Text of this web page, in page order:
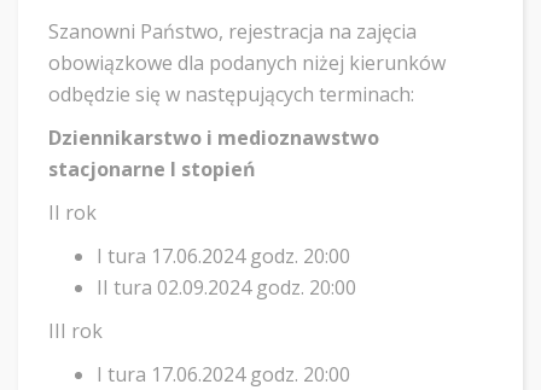
Szanowni Państwo, rejestracja na zajęcia
obowiązkowe dla podanych niżej kierunków
odbędzie się w następujących terminach:
Dziennikarstwo i medioznawstwo
stacjonarne I stopień
II rok
I tura 17.06.2024 godz. 20:00
II tura 02.09.2024 godz. 20:00
III rok
I tura 17.06.2024 godz. 20:00